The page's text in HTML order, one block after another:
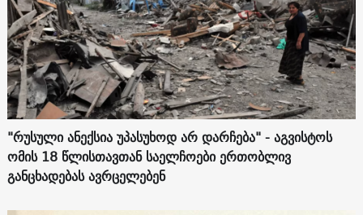
"რუსული ანექსია უპასუხოდ არ დარჩება" - აგვისტოს
ომის 18 წლისთავთან საელჩოები ერთობლივ
განცხადებას ავრცელებენ